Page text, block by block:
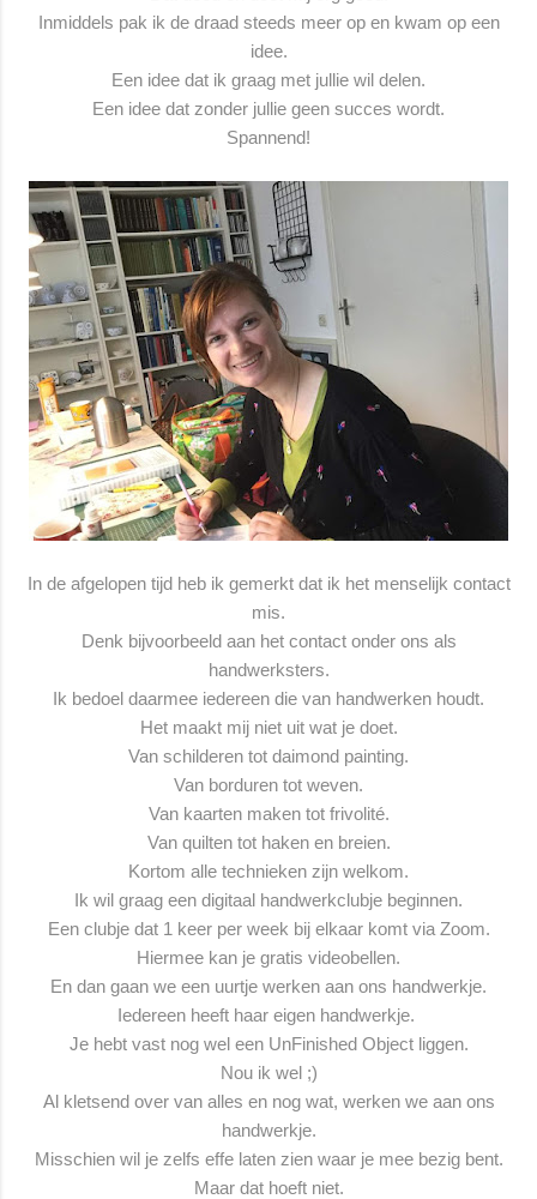
Inmiddels pak ik de draad steeds meer op en kwam op een
idee.
Een idee dat ik graag met jullie wil delen.
Een idee dat zonder jullie geen succes wordt.
Spannend!
In de afgelopen tijd heb ik gemerkt dat ik het menselijk contact
mis.
Denk bijvoorbeeld aan het contact onder ons als
handwerksters.
Ik bedoel daarmee iedereen die van handwerken houdt.
Het maakt mij niet uit wat je doet.
Van schilderen tot daimond painting.
Van borduren tot weven.
Van kaarten maken tot frivolité.
Van quilten tot haken en breien.
Kortom alle technieken zijn welkom.
Ik wil graag een digitaal handwerkclubje beginnen.
Een clubje dat 1 keer per week bij elkaar komt via Zoom.
Hiermee kan je gratis videobellen.
En dan gaan we een uurtje werken aan ons handwerkje.
Iedereen heeft haar eigen handwerkje.
Je hebt vast nog wel een UnFinished Object liggen.
Nou ik wel ;)
Al kletsend over van alles en nog wat, werken we aan ons
handwerkje.
Misschien wil je zelfs effe laten zien waar je mee bezig bent.
Maar dat hoeft niet.